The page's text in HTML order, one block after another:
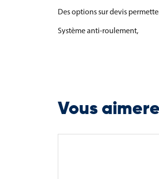
Des options sur devis
Système anti-roulement,
Le drapeau des Hauts-de-
événements régionaux,
Vous